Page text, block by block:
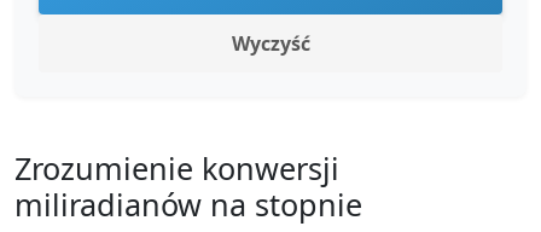
Wyczyść
Zrozumienie konwersji
miliradianów na stopnie